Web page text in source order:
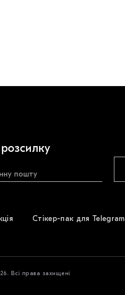
Стікер-пак для Telegram
Всі права захищені